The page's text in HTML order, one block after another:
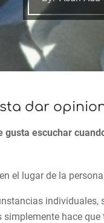
dar
gusta escuchar
el lugar de la
individuales,
simplemente hace